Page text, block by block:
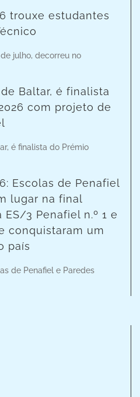
trouxe estudantes
julho, decorreu no
Baltar, é finalista
com projeto de
é finalista do Prémio
Escolas de Penafiel
lugar na final
3 Penafiel n.º 1 e
conquistaram um
país
de Penafiel e Paredes